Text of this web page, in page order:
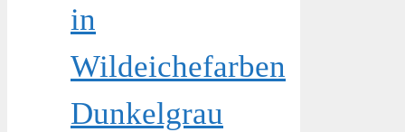
in
Wildeichefarben
Dunkelgrau